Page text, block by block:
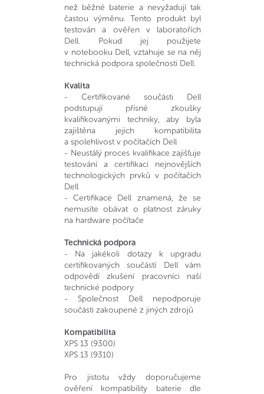
než běžné baterie a nevyžadují tak
častou výměnu. Tento produkt byl
testován a ověřen v laboratořích
Dell. Pokud jej použijete
v notebooku Dell, vztahuje se na něj
technická podpora společnosti Dell.
Kvalita
- Certifikované součásti Dell
podstupují přísné zkoušky
kvalifikovanými techniky, aby byla
zajištěna jejich kompatibilita
a spolehlivost v počítačích Dell
- Neustálý proces kvalifikace zajišťuje
testování a certifikaci nejnovějších
technologických prvků v počítačích
Dell
- Certifikace Dell znamená, že se
nemusíte obávat o platnost záruky
na hardware počítače
Technická podpora
- Na jakékoli dotazy k upgradu
certifikovaných součástí Dell vám
odpovědí zkušení pracovníci naší
technické podpory
- Společnost Dell nepodporuje
součásti zakoupené z jiných zdrojů
Kompatibilita
XPS 13 (9300)
XPS 13 (9310)
Pro jistotu vždy doporučujeme
ověření kompatibility baterie dle